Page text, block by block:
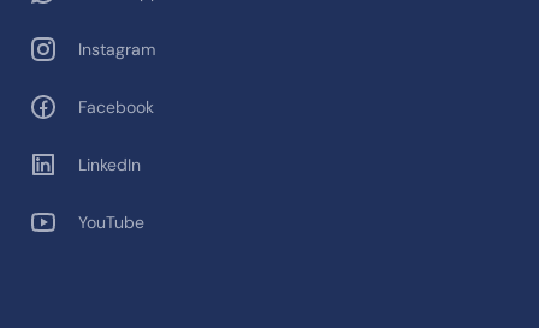
Instagram
Facebook
LinkedIn
YouTube